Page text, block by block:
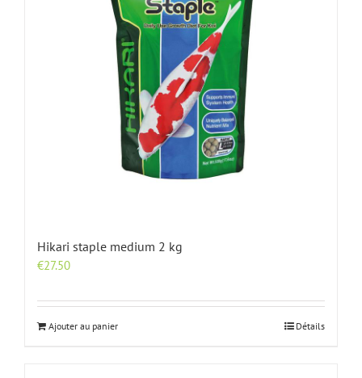
Hikari staple medium 2 kg
€27.50
Ajouter au panier Détails